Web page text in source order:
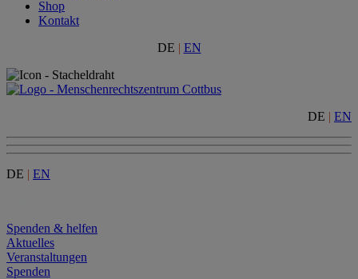
Shop
Kontakt
DE | EN
DE | EN
DE | EN
Spenden & helfen
Aktuelles
Veranstaltungen
Spenden